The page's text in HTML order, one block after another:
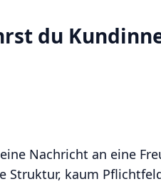
du
Nachricht an eine
Struktur, kaum